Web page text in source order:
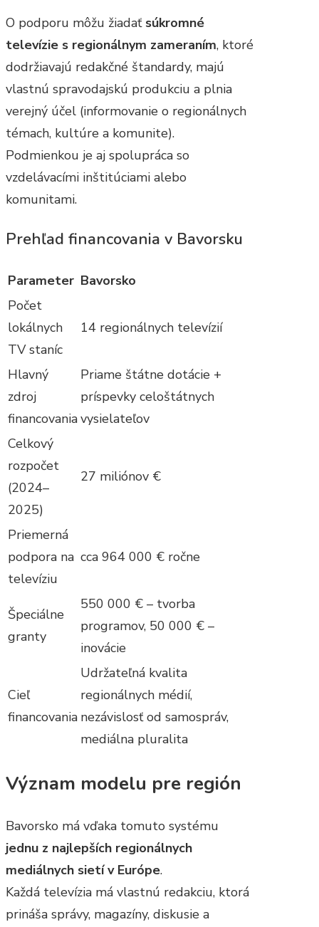
O podporu môžu žiadať súkromné
televízie s regionálnym zameraním, ktoré
dodržiavajú redakčné štandardy, majú
vlastnú spravodajskú produkciu a plnia
verejný účel (informovanie o regionálnych
témach, kultúre a komunite).
Podmienkou je aj spolupráca so
vzdelávacími inštitúciami alebo
komunitami.
Prehľad financovania v Bavorsku
Parameter Bavorsko
Počet
lokálnych
TV staníc
14 regionálnych televízií
Hlavný
zdroj
financovania
Priame štátne dotácie +
príspevky celoštátnych
vysielateľov
Celkový
rozpočet
(2024–
2025)
27 miliónov €
Priemerná
podpora na
televíziu
cca 964 000 € ročne
Špeciálne
granty
550 000 € – tvorba
programov, 50 000 € –
inovácie
Cieľ
financovania
Udržateľná kvalita
regionálnych médií,
nezávislosť od samospráv,
mediálna pluralita
Význam modelu pre región
Bavorsko má vďaka tomuto systému
jednu z najlepších regionálnych
mediálnych sietí v Európe.
Každá televízia má vlastnú redakciu, ktorá
prináša správy, magazíny, diskusie a